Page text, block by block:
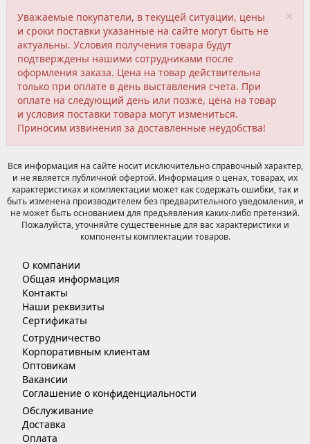
×
Уважаемые покупатели, в текущей ситуации, цены
и сроки поставки указанные на сайте могут быть не
актуальны. Условия получения товара будут
подтверждены нашими сотрудниками после
оформления заказа. Цена на товар действительна
только при оплате в день выставления счета. При
оплате на следующий день или позже, цена на товар
и условия поставки товара могут измениться.
Приносим извинения за доставленные неудобства!
Вся информация на сайте носит исключительно справочный характер,
и не является публичной офертой. Информация о ценах, товарах, их
характеристиках и комплектации может как содержать ошибки, так и
быть изменена производителем без предварительного уведомления, и
не может быть основанием для предъявления каких-либо претензий.
Пожалуйста, уточняйте существенные для вас характеристики и
компоненты комплектации товаров.
О компании
Общая информация
Контакты
Наши реквизиты
Сертификаты
Сотрудничество
Корпоративным клиентам
Оптовикам
Вакансии
Соглашение о конфиденциальности
Обслуживание
Доставка
Оплата